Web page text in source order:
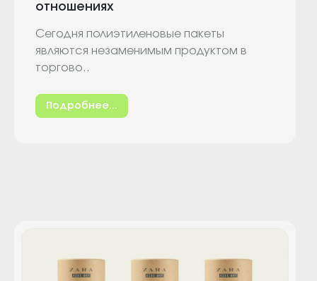
отношениях
Сегодня полиэтиленовые пакеты
являются незаменимым продуктом в
торгово..
Подробнее...